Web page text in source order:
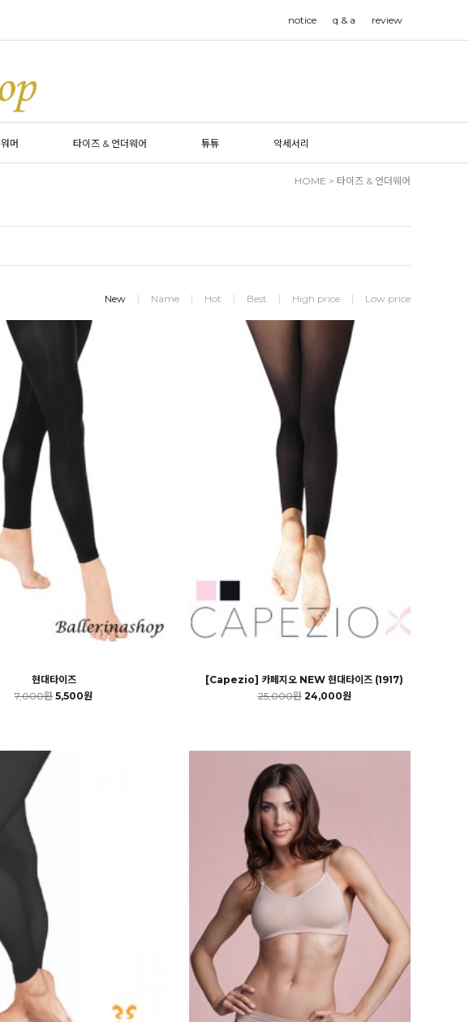
notice q & a review
워머 타이즈 & 언더웨어 튜튜 악세서리
HOME > 타이즈 & 언더웨어
New Name Hot Best High price Low price
현대타이즈
7,000원 5,500원
[Capezio] 카페지오 NEW 현대타이즈 (1917)
25,000원 24,000원